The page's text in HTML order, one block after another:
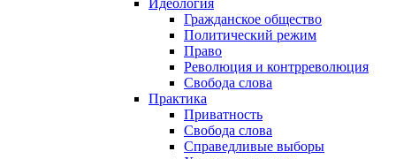
Идеология
Гражданское общество
Политический режим
Право
Революция и контрреволюция
Свобода слова
Практика
Приватность
Свобода слова
Справедливые выборы